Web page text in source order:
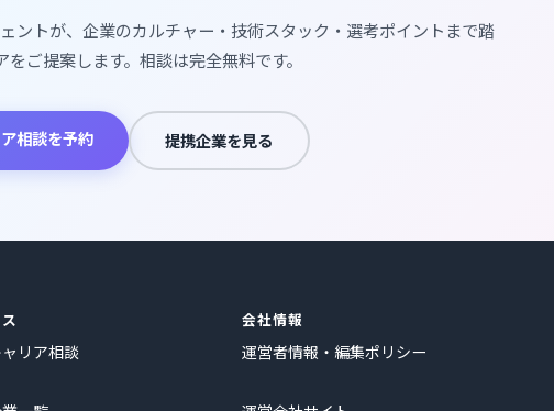
ントが、企業のカルチャー・技術スタック・選考ポイントまで踏
をご提案します。相談は完全無料です。
相談を予約 提携企業を見る
リア相談
会社情報
運営者情報・編集ポリシー